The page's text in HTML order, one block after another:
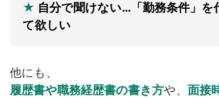
★ 自分で聞けない…「勤務条件」を
て欲しい
他にも、
履歴書や職務経歴書の書き方や、 面接